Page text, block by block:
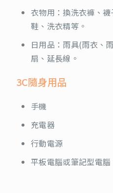
衣物用：換洗衣褲、
鞋、洗衣精等。
日用品：雨具(雨衣、
扇、延長線。
3C隨身用品
手機
充電器
行動電源
平板電腦或筆記型電腦